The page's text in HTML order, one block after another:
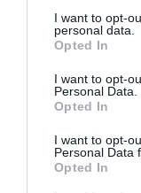
I want to opt-
personal data.
Opted In
I want to opt-
Personal Data.
Opted In
I want to opt-
Personal Data
Opted In
Κάθε βδομάδα
την Τέχνη και